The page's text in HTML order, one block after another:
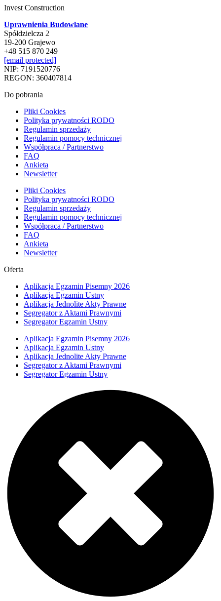
Invest Construction
Uprawnienia Budowlane
Spółdzielcza 2
19-200 Grajewo
+48 515 870 249
[email protected]
NIP: 7191520776
REGON: 360407814
Do pobrania
Pliki Cookies
Polityka prywatności RODO
Regulamin sprzedaży
Regulamin pomocy technicznej
Współpraca / Partnerstwo
FAQ
Ankieta
Newsletter
Pliki Cookies
Polityka prywatności RODO
Regulamin sprzedaży
Regulamin pomocy technicznej
Współpraca / Partnerstwo
FAQ
Ankieta
Newsletter
Oferta
Aplikacja Egzamin Pisemny 2026
Aplikacja Egzamin Ustny
Aplikacja Jednolite Akty Prawne
Segregator z Aktami Prawnymi
Segregator Egzamin Ustny
Aplikacja Egzamin Pisemny 2026
Aplikacja Egzamin Ustny
Aplikacja Jednolite Akty Prawne
Segregator z Aktami Prawnymi
Segregator Egzamin Ustny